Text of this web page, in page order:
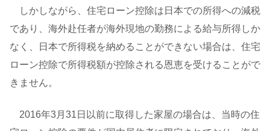
しかしながら、住宅ローン控除は日本での所得への減税
であり、海外赴任者が海外現地の勤務による給与所得しか
なく、日本で所得税を納めることができない場合は、住宅
ローン控除で所得税額が控除される恩恵を受けることがで
きません。
2016年3月31日以前に取得した家屋の場合は、当時の住